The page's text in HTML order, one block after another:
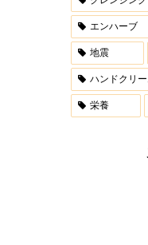
エンハーブ
地震
ハンドクリ
栄養